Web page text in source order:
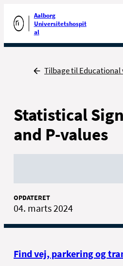
Gå til forsiden
Aalborg
Universitetshospit
al
Tilbage
Tilbage til Educational
Statistical
and P-values
OPDATERET
04. marts 2024
Find vej, parkering og